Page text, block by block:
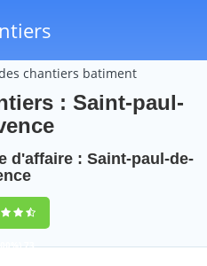
chantiers batiment
: Saint-paul-
d'affaire : Saint-paul-de-
73